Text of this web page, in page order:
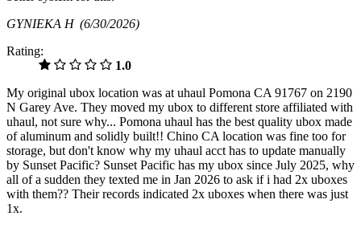
GYNIEKA H (6/30/2026)
Rating:
1.0
My original ubox location was at uhaul Pomona CA 91767 on 2190
N Garey Ave. They moved my ubox to different store affiliated with
uhaul, not sure why... Pomona uhaul has the best quality ubox made
of aluminum and solidly built!! Chino CA location was fine too for
storage, but don't know why my uhaul acct has to update manually
by Sunset Pacific? Sunset Pacific has my ubox since July 2025, why
all of a sudden they texted me in Jan 2026 to ask if i had 2x uboxes
with them?? Their records indicated 2x uboxes when there was just
1x.